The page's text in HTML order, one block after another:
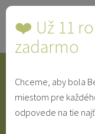
IDENTITA
❤️ Už 11
zadarmo
Chceme, aby bola
miestom pre
odpovede na tie